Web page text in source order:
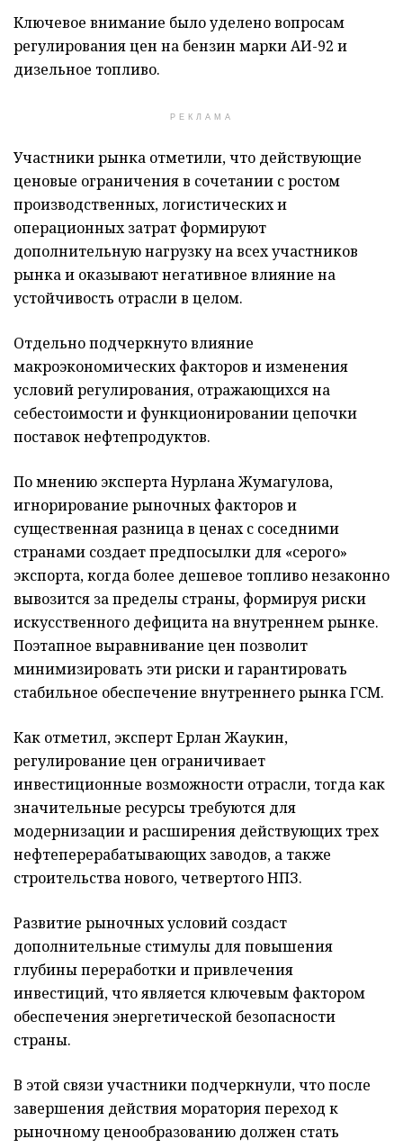
Ключевое внимание было уделено вопросам
регулирования цен на бензин марки АИ-92 и
дизельное топливо.
РЕКЛАМА
Участники рынка отметили, что действующие
ценовые ограничения в сочетании с ростом
производственных, логистических и
операционных затрат формируют
дополнительную нагрузку на всех участников
рынка и оказывают негативное влияние на
устойчивость отрасли в целом.
Отдельно подчеркнуто влияние
макроэкономических факторов и изменения
условий регулирования, отражающихся на
себестоимости и функционировании цепочки
поставок нефтепродуктов.
По мнению эксперта Нурлана Жумагулова,
игнорирование рыночных факторов и
существенная разница в ценах с соседними
странами создает предпосылки для «серого»
экспорта, когда более дешевое топливо незаконно
вывозится за пределы страны, формируя риски
искусственного дефицита на внутреннем рынке.
Поэтапное выравнивание цен позволит
минимизировать эти риски и гарантировать
стабильное обеспечение внутреннего рынка ГСМ.
Как отметил, эксперт Ерлан Жаукин,
регулирование цен ограничивает
инвестиционные возможности отрасли, тогда как
значительные ресурсы требуются для
модернизации и расширения действующих трех
нефтеперерабатывающих заводов, а также
строительства нового, четвертого НПЗ.
Развитие рыночных условий создаст
дополнительные стимулы для повышения
глубины переработки и привлечения
инвестиций, что является ключевым фактором
обеспечения энергетической безопасности
страны.
В этой связи участники подчеркнули, что после
завершения действия моратория переход к
рыночному ценообразованию должен стать